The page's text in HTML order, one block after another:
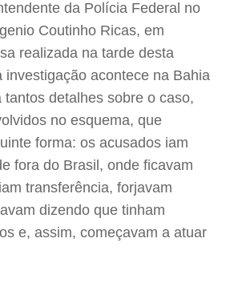
da Polícia Federal no
Coutinho Ricas, em
realizada na tarde desta
investigação acontece na Bahia
detalhes sobre o caso,
no esquema, que
forma: os acusados iam
fora do Brasil, onde ficavam
transferência, forjavam
dizendo que tinham
e, assim, começavam a atuar